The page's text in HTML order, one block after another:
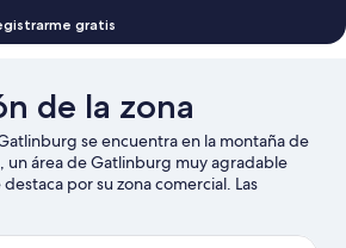
gratis
de la zona
se encuentra en la montaña de
área de Gatlinburg muy agradable
por su zona comercial. Las
de compras pueden visitar Parque de